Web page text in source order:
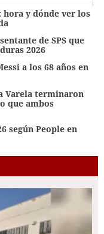
hora y dónde ver los
de SPS que
2026
a los 68 años en
Varela terminaron
que ambos
según People en